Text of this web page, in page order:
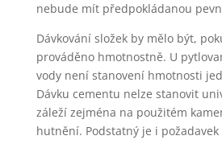
nebude mít předpokládanou
Dávkování složek by mělo být,
prováděno hmotnostně. U
vody není stanovení hmotnosti
Dávku cementu nelze stanovit
záleží zejména na použitém
hutnění. Podstatný je i